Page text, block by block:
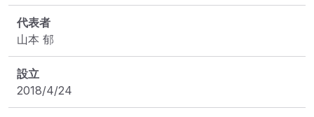
代表者
山本 郁
設立
2018/4/24